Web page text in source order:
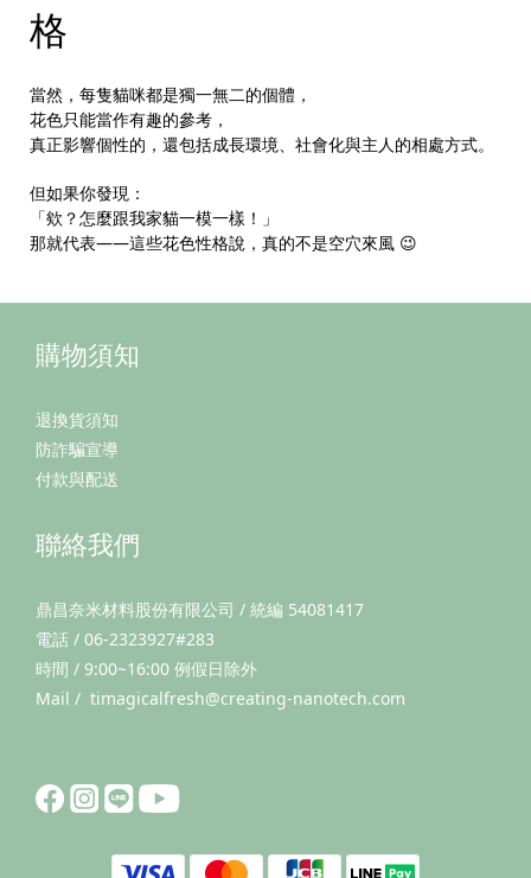
格
當然，每隻貓咪都是獨一無二的個體，
花色只能當作有趣的參考，
真正影響個性的，還包括成長環境、社會化與主人的相處方式。
但如果你發現：
「欸？怎麼跟我家貓一模一樣！」
那就代表——這些花色性格說，真的不是空穴來風 😉
購物須知
退換貨須知
防詐騙宣導
付款與配送
聯絡我們
鼎昌奈米材料股份有限公司 / 統編 54081417
電話 / 06-2323927#283
時間 / 9:00~16:00 例假日除外
Mail / timagicalfresh@creating-nanotech.com